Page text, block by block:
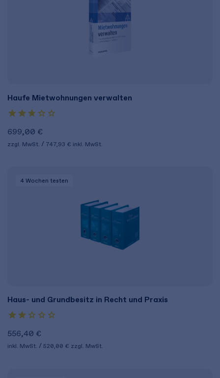
Haufe Mietwohnungen verwalten
699,00 €
zzgl. MwSt. 747,93 € inkl. MwSt.
4 Wochen testen
Haus- und Grundbesitz in Recht und Praxis
556,40 €
inkl. MwSt. 520,00 € zzgl. MwSt.